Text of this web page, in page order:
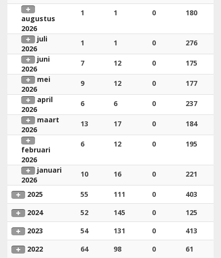
augustus
2026
1 1 0 180
juli
2026
1 1 0
276
juni
2026
7 12 0
175
mei
2026
9 12 0
177
april
2026
6 6 0
237
maart
2026
13 17 0 184
februari
2026
6 12 0 195
januari
2026
10 16 0 221
2025 55 111 0
403
2024
52 145 0
125
2023
54 131 0
413
2022
64 98 0
61